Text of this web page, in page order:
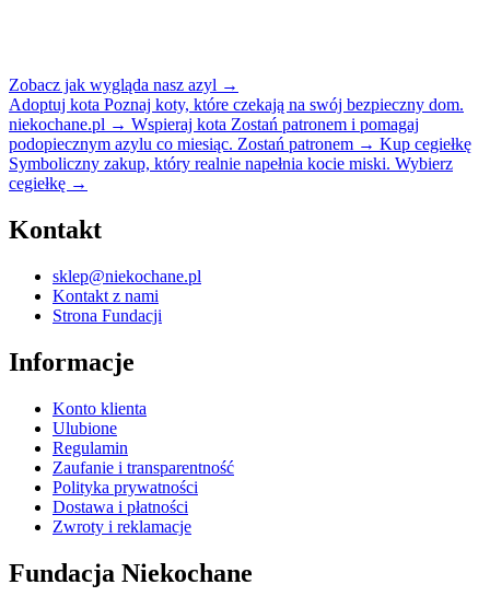
Zobacz jak wygląda nasz azyl →
Adoptuj kota Poznaj koty, które czekają na swój bezpieczny dom.
niekochane.pl → Wspieraj kota Zostań patronem i pomagaj
podopiecznym azylu co miesiąc. Zostań patronem → Kup cegiełkę
Symboliczny zakup, który realnie napełnia kocie miski. Wybierz
cegiełkę →
Kontakt
sklep@niekochane.pl
Kontakt z nami
Strona Fundacji
Informacje
Konto klienta
Ulubione
Regulamin
Zaufanie i transparentność
Polityka prywatności
Dostawa i płatności
Zwroty i reklamacje
Fundacja Niekochane